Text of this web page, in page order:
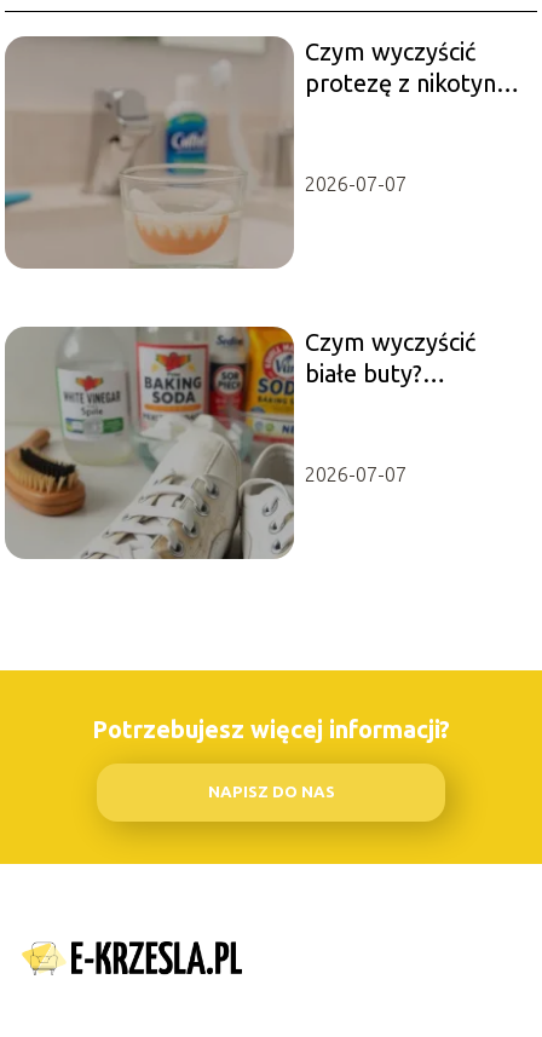
Czym wyczyścić
protezę z nikotyny?
2026-07-07
Czym wyczyścić
białe buty?
2026-07-07
Potrzebujesz więcej informacji?
NAPISZ DO NAS